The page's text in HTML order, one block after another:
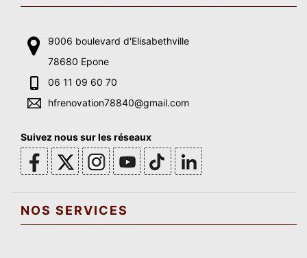
9006 boulevard d'Elisabethville
78680 Epone
06 11 09 60 70
hfrenovation78840@gmail.com
Suivez nous sur les réseaux
NOS SERVICES